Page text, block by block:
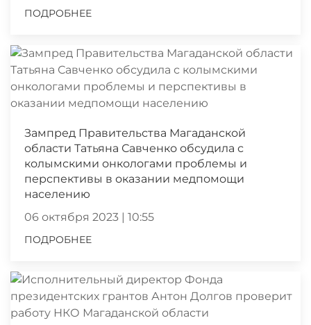
ПОДРОБНЕЕ
Зампред Правительства Магаданской
области Татьяна Савченко обсудила с
колымскими онкологами проблемы и
перспективы в оказании медпомощи
населению
06 октября 2023 | 10:55
ПОДРОБНЕЕ